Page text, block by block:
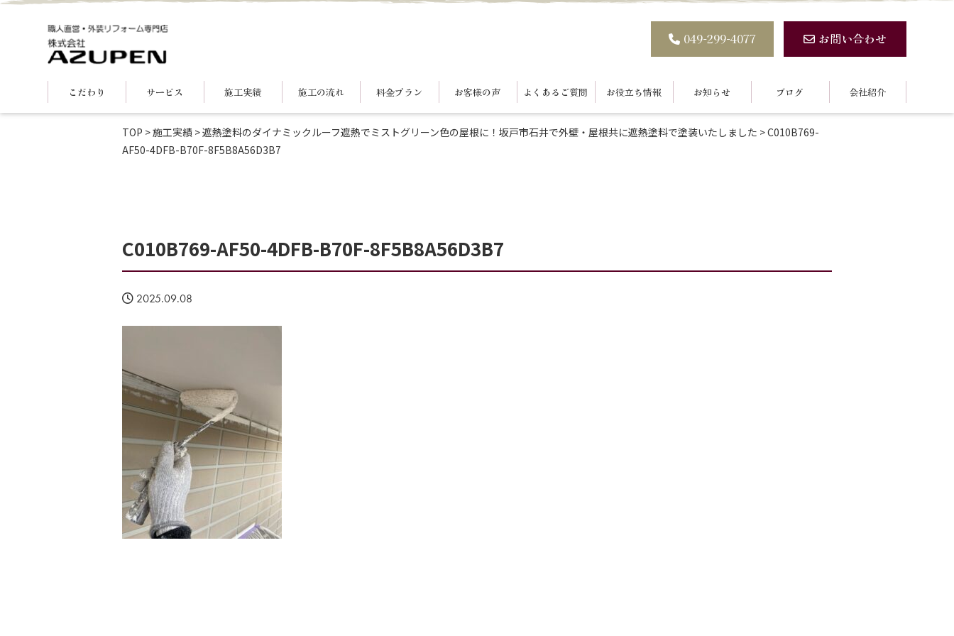
こだわり サービス 施工実績 施工の流れ 料金プラン お客様の声 よくあるご質問 お役立ち情報 お知らせ ブログ 会社紹介
049-299-4077 お問い合わせ
TOP >施工実績 >遮熱塗料のダイナミックルーフ遮熱でミストグリーン色の屋根に！坂戸市石井で外壁・屋根共に遮熱塗料で塗装いたしました >C010B769-
AF50-4DFB-B70F-8F5B8A56D3B7
C010B769-AF50-4DFB-B70F-8F5B8A56D3B7
2025.09.08